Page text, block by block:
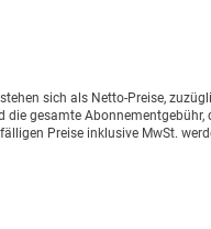
sich als Netto-Preise,
gesamte
Preise inklusive MwSt.